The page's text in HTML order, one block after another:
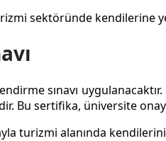
sektöründe
sınavı
Bu sertifika, üniversite
turizmi alanında